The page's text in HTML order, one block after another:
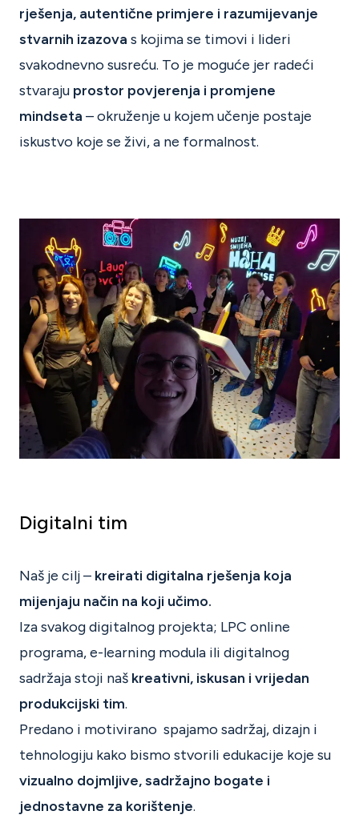
rješenja, autentične primjere i razumijevanje
stvarnih izazova s kojima se timovi i lideri
svakodnevno susreću. To je moguće jer radeći
stvaraju prostor povjerenja i promjene
mindseta – okruženje u kojem učenje postaje
iskustvo koje se živi, a ne formalnost.
Digitalni tim
Naš je cilj – kreirati digitalna rješenja koja
mijenjaju način na koji učimo.
Iza svakog digitalnog projekta; LPC online
programa, e-learning modula ili digitalnog
sadržaja stoji naš kreativni, iskusan i vrijedan
produkcijski tim.
Predano i motivirano spajamo sadržaj, dizajn i
tehnologiju kako bismo stvorili edukacije koje su
vizualno dojmljive, sadržajno bogate i
jednostavne za korištenje.